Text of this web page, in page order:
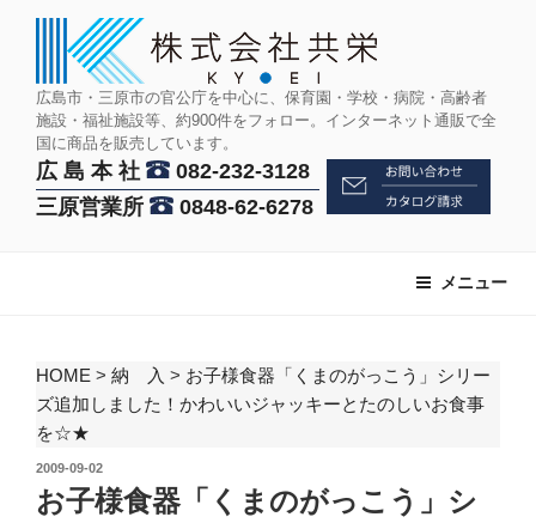
広島市・三原市の官公庁を中心に、保育園・学校・病院・高齢者
施設・福祉施設等、約900件をフォロー。インターネット通販で全
国に商品を販売しています。
広 島 本 社
082-232-3128
三原営業所
0848-62-6278
メニュー
HOME > 納 入 > お子様食器「くまのがっこう」シリー
ズ追加しました！かわいいジャッキーとたのしいお食事
を☆★
投
稿
日:
2009-09-02
お子様食器「くまのがっこう」シ